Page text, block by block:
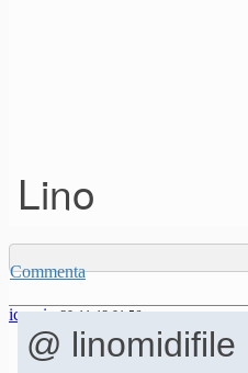
Lino
Commenta
icaroio 30-11-12 01.56
@ linomidifile